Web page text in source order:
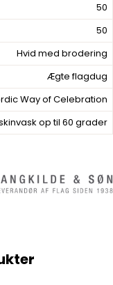
50
50
Hvid med brodering
Ægte flagdug
Way of Celebration
op til 60 grader